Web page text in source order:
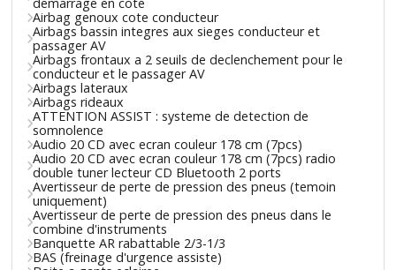
Airbag genoux cote conducteur
Airbags bassin integres aux sieges conducteur et
passager AV
Airbags frontaux a 2 seuils de declenchement pour le
conducteur et le passager AV
Airbags lateraux
Airbags rideaux
ATTENTION ASSIST : systeme de detection de
somnolence
Audio 20 CD avec ecran couleur 178 cm (7pcs)
Audio 20 CD avec ecran couleur 178 cm (7pcs) radio
double tuner lecteur CD Bluetooth 2 ports
Avertisseur de perte de pression des pneus (temoin
uniquement)
Avertisseur de perte de pression des pneus dans le
combine d'instruments
Banquette AR rabattable 2/3-1/3
BAS (freinage d'urgence assiste)